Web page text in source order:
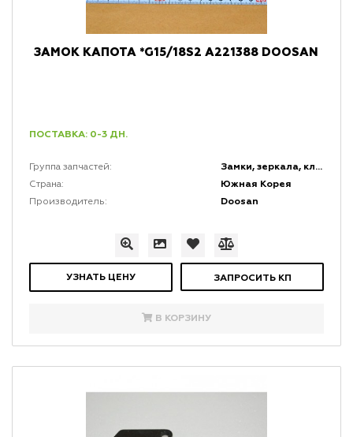
ЗАМОК КАПОТА *G15/18S2 A221388 DOOSAN
ПОСТАВКА: 0-3 ДН.
Группа запчастей: Замки, зеркала, ключи и коврики
Страна: Южная Корея
Производитель: Doosan
УЗНАТЬ ЦЕНУ ЗАПРОСИТЬ КП
В КОРЗИНУ